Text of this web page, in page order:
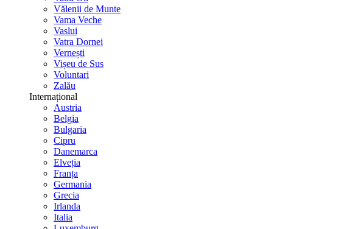
Vălenii de Munte
Vama Veche
Vaslui
Vatra Dornei
Vernești
Vișeu de Sus
Voluntari
Zalău
Internațional
Austria
Belgia
Bulgaria
Cipru
Danemarca
Elveția
Franța
Germania
Grecia
Irlanda
Italia